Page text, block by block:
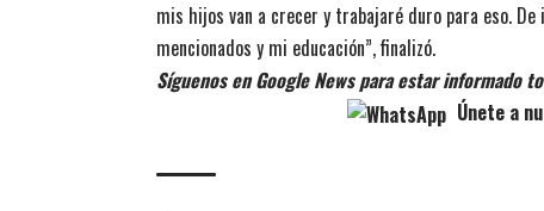
mis hijos van a crecer y trabajaré duro para eso.
mencionados y mi educación”, finalizó.
Síguenos en Google News para estar informado
Únete a